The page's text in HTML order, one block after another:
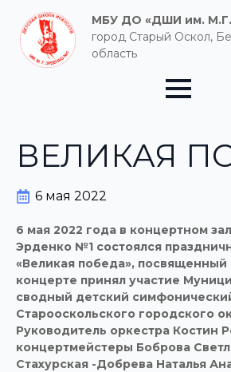
МБУ ДО «ДШИ им.
город Старый Оскол,
область
ВЕЛИКАЯ
6 мая 2022
6 мая 2022 года в концертном
Эрденко №1 состоялся
«Великая победа», посвященный
концерте принял участие
сводный детский
Старооскольского городского
Руководитель оркестра Костин
концертмейстеры Боброва
Стахурская -Добрева Наталья